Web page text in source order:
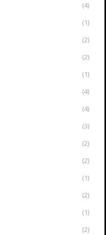
(4)
(1)
(2)
(2)
(1)
(4)
(4)
(3)
(2)
(2)
(1)
(2)
(1)
(2)